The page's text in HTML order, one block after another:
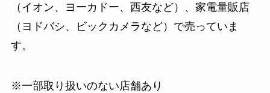
（イオン、ヨーカドー、西友など）、家電量販店
（ヨドバシ、ビックカメラなど）で売っていま
す。
※一部取り扱いのない店舗あり